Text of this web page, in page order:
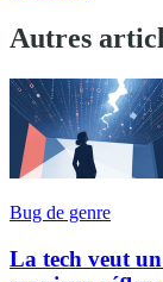
Autres
Bug de genre
La tech veut